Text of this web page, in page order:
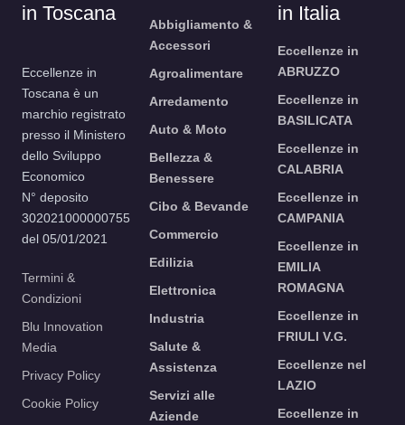
in Toscana
Eccellenze in
Toscana è un
marchio registrato
presso il Ministero
dello Sviluppo
Economico
N° deposito
302021000000755
del 05/01/2021
Termini &
Condizioni
Blu Innovation
Media
Privacy Policy
Cookie Policy
Abbigliamento &
Accessori
Agroalimentare
Arredamento
Auto & Moto
Bellezza &
Benessere
Cibo & Bevande
Commercio
Edilizia
Elettronica
Industria
Salute &
Assistenza
Servizi alle
Aziende
in Italia
Eccellenze in
ABRUZZO
Eccellenze in
BASILICATA
Eccellenze in
CALABRIA
Eccellenze in
CAMPANIA
Eccellenze in
EMILIA
ROMAGNA
Eccellenze in
FRIULI V.G.
Eccellenze nel
LAZIO
Eccellenze in